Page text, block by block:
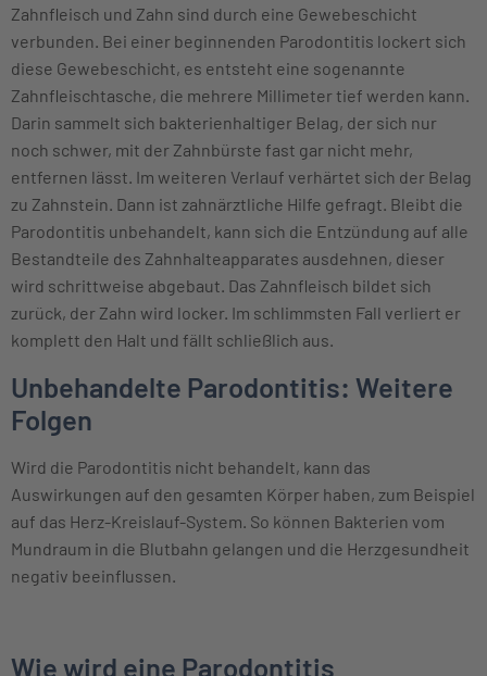
Zahnfleisch und Zahn sind durch eine Gewebeschicht
verbunden. Bei einer beginnenden Parodontitis lockert sich
diese Gewebeschicht, es entsteht eine sogenannte
Zahnfleischtasche, die mehrere Millimeter tief werden kann.
Darin sammelt sich bakterienhaltiger Belag, der sich nur
noch schwer, mit der Zahnbürste fast gar nicht mehr,
entfernen lässt. Im weiteren Verlauf verhärtet sich der Belag
zu Zahnstein. Dann ist zahnärztliche Hilfe gefragt. Bleibt die
Parodontitis unbehandelt, kann sich die Entzündung auf alle
Bestandteile des Zahnhalteapparates ausdehnen, dieser
wird schrittweise abgebaut. Das Zahnfleisch bildet sich
zurück, der Zahn wird locker. Im schlimmsten Fall verliert er
komplett den Halt und fällt schließlich aus.
Unbehandelte Parodontitis: Weitere
Folgen
Wird die Parodontitis nicht behandelt, kann das
Auswirkungen auf den gesamten Körper haben, zum Beispiel
auf das Herz-Kreislauf-System. So können Bakterien vom
Mundraum in die Blutbahn gelangen und die Herzgesundheit
negativ beeinflussen.
Wie wird eine Parodontitis